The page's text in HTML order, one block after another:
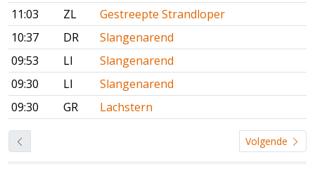
11:03
ZL
Gestreepte Strandloper
10:37
DR
Slangenarend
09:53
LI
Slangenarend
09:30
LI
Slangenarend
09:30
GR Lachstern
Volgende